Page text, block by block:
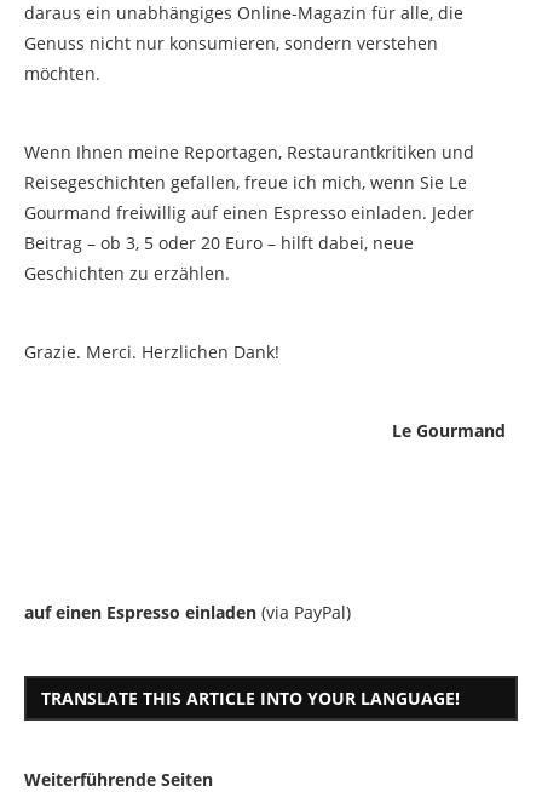
daraus ein unabhängiges Online-Magazin für alle, die
Genuss nicht nur konsumieren, sondern verstehen
möchten.
Wenn Ihnen meine Reportagen, Restaurantkritiken und
Reisegeschichten gefallen, freue ich mich, wenn Sie Le
Gourmand freiwillig auf einen Espresso einladen. Jeder
Beitrag – ob 3, 5 oder 20 Euro – hilft dabei, neue
Geschichten zu erzählen.
Grazie. Merci. Herzlichen Dank!
Le Gourmand
auf einen Espresso einladen (via PayPal)
TRANSLATE THIS ARTICLE INTO YOUR LANGUAGE!
Weiterführende Seiten